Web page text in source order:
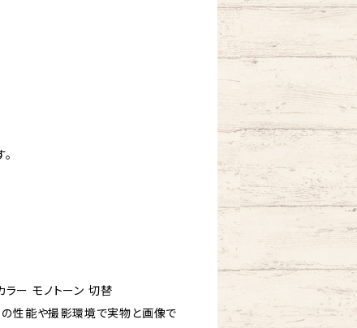
ラー モノトーン 切替
性能や撮影環境で実物と画像で